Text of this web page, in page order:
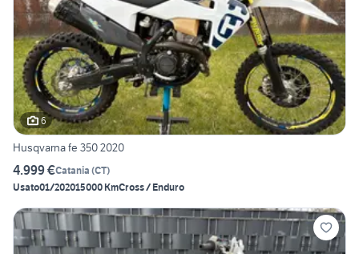
6
Husqvarna fe 350 2020
4.999 €Catania (CT)
Usato01/202015000 KmCross / Enduro